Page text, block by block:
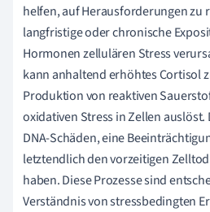
helfen, auf Herausforderungen zu
langfristige oder chronische
Hormonen zellulären Stress
kann anhaltend erhöhtes Cortisol
Produktion von reaktiven
oxidativen Stress in Zellen
DNA-Schäden, eine
letztendlich den vorzeitigen
haben. Diese Prozesse sind
Verständnis von stressbedingten